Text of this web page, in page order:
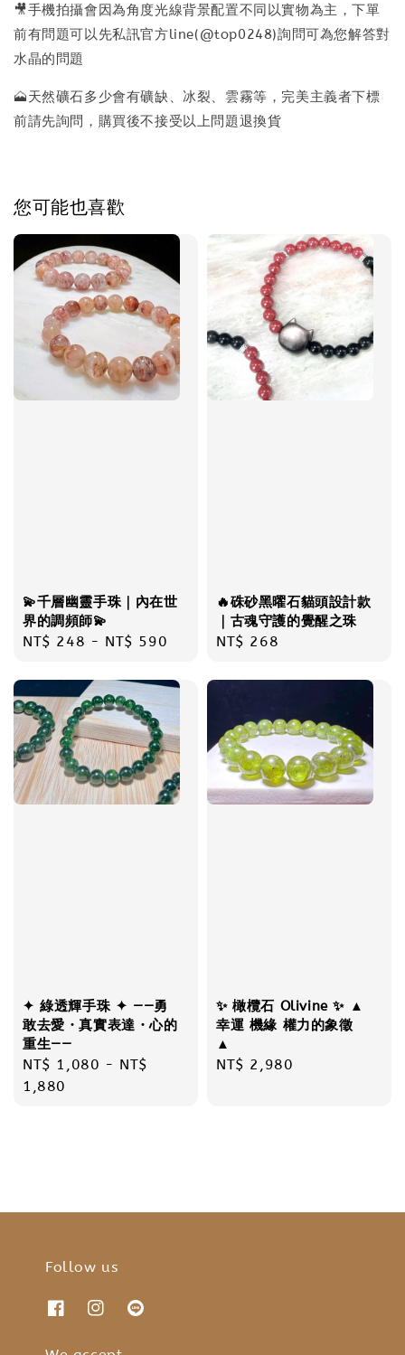
🎥手機拍攝會因為角度光線背景配置不同以實物為主，下單
前有問題可以先私訊官方line(@top0248)詢問可為您解答對
水晶的問題
🗻天然礦石多少會有礦缺、冰裂、雲霧等，完美主義者下標
前請先詢問，購買後不接受以上問題退換貨
您可能也喜歡
💫千層幽靈手珠｜內在世
界的調頻師💫
Regular
NT$ 248 - NT$ 590
🔥硃砂黑曜石貓頭設計款
｜古魂守護的覺醒之珠
Regular
NT$ 268
✦ 綠透輝手珠 ✦ ——勇
敢去愛・真實表達・心的
重生——
Regular
price
NT$ 1,080 - NT$
1,880
✨ 橄欖石 Olivine ✨ ▲
幸運 機緣 權力的象徵
▲
Regular
NT$ 2,980
Follow us